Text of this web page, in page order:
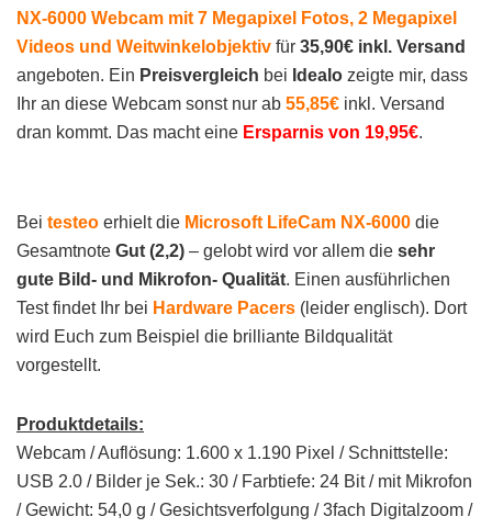
NX-6000 Webcam mit 7 Megapixel Fotos, 2 Megapixel
Videos und Weitwinkelobjektiv für 35,90€ inkl. Versand
angeboten. Ein Preisvergleich bei Idealo zeigte mir, dass
Ihr an diese Webcam sonst nur ab 55,85€ inkl. Versand
dran kommt. Das macht eine Ersparnis von 19,95€.
Bei testeo erhielt die Microsoft LifeCam NX-6000 die
Gesamtnote Gut (2,2) – gelobt wird vor allem die sehr
gute Bild- und Mikrofon- Qualität. Einen ausführlichen
Test findet Ihr bei Hardware Pacers (leider englisch). Dort
wird Euch zum Beispiel die brilliante Bildqualität
vorgestellt.
Produktdetails:
Webcam / Auflösung: 1.600 x 1.190 Pixel / Schnittstelle:
USB 2.0 / Bilder je Sek.: 30 / Farbtiefe: 24 Bit / mit Mikrofon
/ Gewicht: 54,0 g / Gesichtsverfolgung / 3fach Digitalzoom /